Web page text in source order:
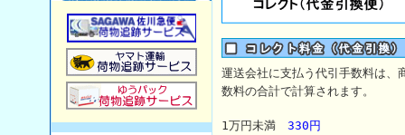
運送会社に支払う代引手数料は、
数料の合計で計算されます。
1万円未満 330円